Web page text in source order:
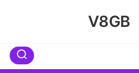
V8GB